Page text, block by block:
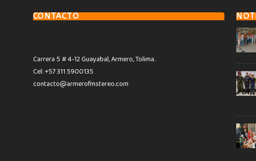
CONTACTO
Carrera 5 # 4-12 Guayabal, Armero, Tolima.
Cel: +57 311 5900135
contacto@armerofmstereo.com